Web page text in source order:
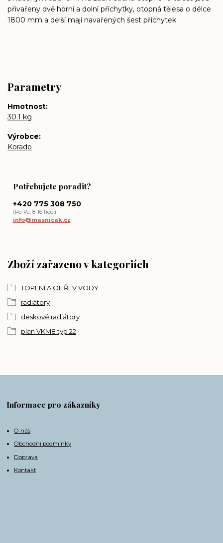
přivařeny dvě horní a dolní příchytky, otopná tělesa o délce
1800 mm a delší mají navařených šest příchytek.
Parametry
Hmotnost
30.1 kg
Výrobce
Korado
Zboží zařazeno v kategoriích
TOPENÍ A OHŘEV VODY
radiátory
deskové radiátory
plan VKM8 typ 22
Potřebujete poradit?
+420 775 308 750
(Po-Pá, 8-16 hod.)
info@masnicak.cz
Informace pro zákazníky
O nás
Obchodní podmínky
Doprava
Kontakt